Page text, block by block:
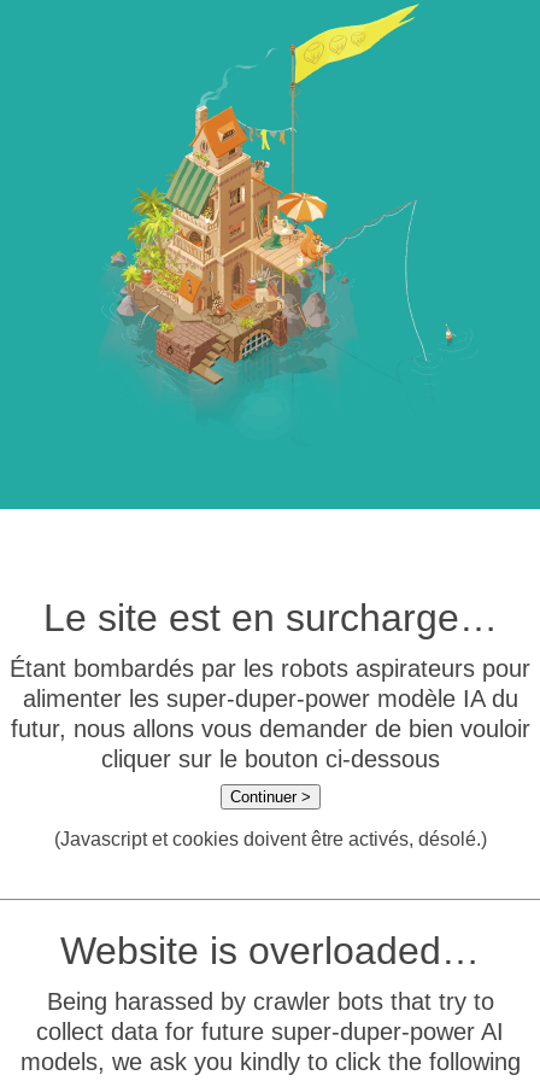
Le site est en surcharge…
Étant bombardés par les robots aspirateurs pour
alimenter les super-duper-power modèle IA du
futur, nous allons vous demander de bien vouloir
cliquer sur le bouton ci-dessous
Continuer >
(Javascript et cookies doivent être activés, désolé.)
Website is overloaded…
Being harassed by crawler bots that try to
collect data for future super-duper-power AI
models, we ask you kindly to click the following